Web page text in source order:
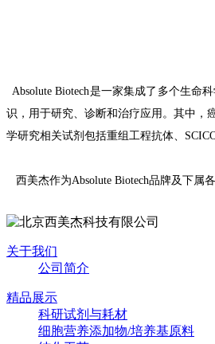
Absolute Biotech是一家集成了多个生命
识，用于研究、诊断和治疗应用。其中，
学研究相关试剂包括重组工程抗体、
西美杰作为Absolute Biotech品牌及下属
关于我们
公司简介
精品展示
科研试剂与耗材
细胞营养添加物/培养基原料